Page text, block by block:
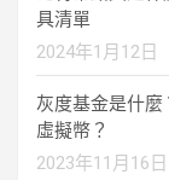
具清單
2024年1月12日
灰度基金是什麼
虛擬幣？
2023年11月16日